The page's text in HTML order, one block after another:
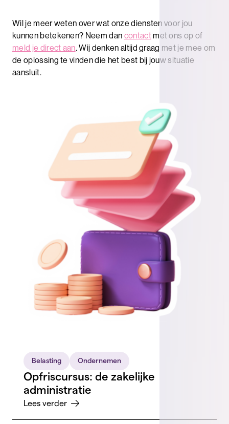
Wil je meer weten over wat onze diensten voor jou
kunnen betekenen? Neem dan contactmet ons op of
meld je direct aan. Wij denken altijd graag met je mee om
de oplossing te vinden die het best bij jouw situatie
aansluit.
Belasting Ondernemen
Opfriscursus: de zakelijke
administratie
Lees verder